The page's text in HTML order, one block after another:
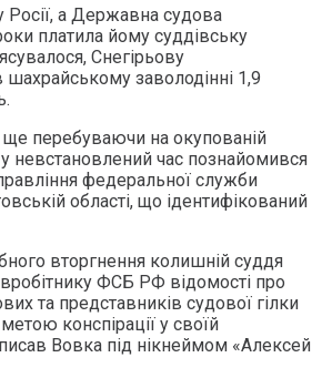
а Державна судова
платила йому суддівську
Снегірьову
шахрайському заволодінні 1,9
ще перебуваючи на окупованій
у невстановлений час познайомився
федеральної служби
області, що ідентифікований
вторгнення колишній суддя
ФСБ РФ відомості про
та представників судової гілки
конспірації у своїй
Вовка під нікнеймом «Алексей